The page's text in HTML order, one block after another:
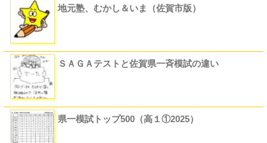
地元塾、むかし＆いま（佐賀市版）
ＳＡＧＡテストと佐賀県一斉模試の違い
県一模試トップ500（高１①2025）